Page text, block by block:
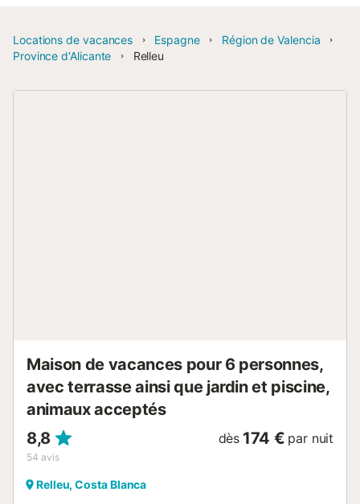
Locations de vacances Espagne
Région de Valencia
Province d'Alicante
Relleu
Maison de vacances pour 6 personnes,
avec terrasse ainsi que jardin et piscine,
animaux acceptés
8,8
54 avis
dès 174 € par nuit
Relleu, Costa Blanca